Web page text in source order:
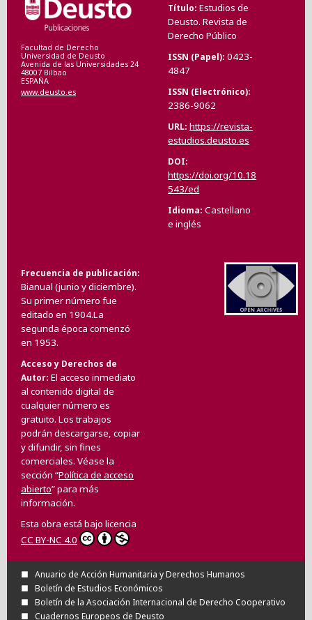
Facultad de Derecho
Universidad de Deusto
Avenida de las Universidades 24
48007 Bilbao
ESPAÑA
www.deusto.es
Título Estudios de
Deusto. Revista de
Derecho Público
ISSN (Papel) 0423-
4847
ISSN (Electrónico)
2386-9062
URL https://revista-
estudios.deusto.es
DOI
https://doi.org/10.18
543/ed
Idioma Castellano
e inglés
Frecuencia de publicación
Bianual (junio y diciembre).
Su primer número fue
editado en 1904.La
segunda época comenzó
en 1953.
Acceso y Derechos de
Autor El acceso inmediato
al contenido digital de
cualquier número es
gratuito. Los trabajos
podrán descargarse, copiar
y difundir, sin fines
comerciales. Véase la
sección “Política de acceso
abierto” para más
información.
Esta obra está bajo licencia
CC BY-NC 4.0
Anuario de Acción Humanitaria y Derechos Humanos
Boletín de Estudios Económicos
Boletín de la Asociación Internacional de Derecho Cooperativo
Cuadernos Europeos de Deusto